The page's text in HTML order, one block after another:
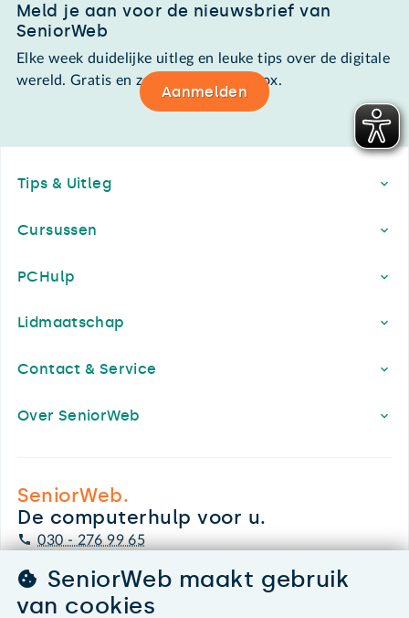
Meld je aan voor de nieuwsbrief van
SeniorWeb
Elke week duidelijke uitleg en leuke tips over de digitale
wereld. Gratis en zomaar in de mailbox.
Aanmelden
Tips & Uitleg
Cursussen
PCHulp
Lidmaatschap
Contact & Service
Over SeniorWeb
SeniorWeb.
De computerhulp voor u.
030 - 276 99 65
SeniorWeb maakt gebruik
van cookies